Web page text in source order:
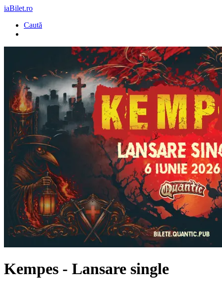
iaBilet.ro
Caută
Kempes - Lansare single